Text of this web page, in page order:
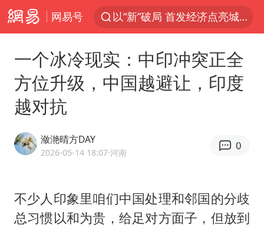
网易号
以“新”破局 首发经济点亮城市消费活力
台风白海豚登陆地点更新
看守所辅警收受10万获刑1年
24小时不关空调 电费会更低吗
村民谈“梅姨”：叫的其实是“媒姨”
中国养老床位“三连降”
一个冰冷现实：中印冲突正全
方位升级，中国越避让，印度
越对抗
潋滟晴方DAY
2026-05-14 18:07·河南
0
不少人印象里咱们中国处理和邻国的分歧
总习惯以和为贵，给足对方面子，但放到